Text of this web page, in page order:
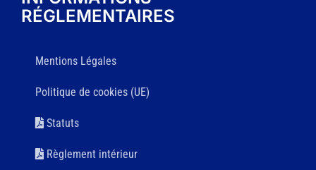
RÉGLEMENTAIRES
Mentions Légales
Politique de cookies (UE)
Statuts
Règlement intérieur